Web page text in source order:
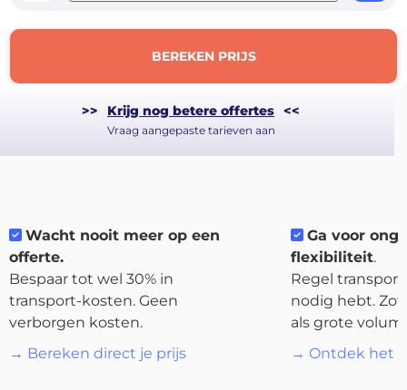
About
the
BEREKEN PRIJS
>> Krijg nog betere offertes <<
Vraag aangepaste tarieven aan
Wacht nooit meer op een
offerte.
Bespaar tot wel 30% in
transport-kosten. Geen
verborgen kosten.
→ Bereken direct je prijs
Ga voor
flexibiliteit.
Regel
nodig hebt.
als grote
→ Ontdek het